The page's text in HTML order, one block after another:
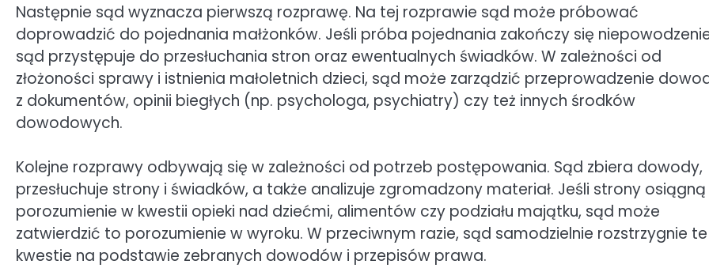
Następnie sąd wyznacza pierwszą rozprawę. Na tej rozprawie sąd może próbować
doprowadzić do pojednania małżonków. Jeśli próba pojednania zakończy się
sąd przystępuje do przesłuchania stron oraz ewentualnych świadków. W zależności od
złożoności sprawy i istnienia małoletnich dzieci, sąd może zarządzić przeprowadzenie
z dokumentów, opinii biegłych (np. psychologa, psychiatry) czy też innych środków
dowodowych.
Kolejne rozprawy odbywają się w zależności od potrzeb postępowania. Sąd zbiera dowody,
przesłuchuje strony i świadków, a także analizuje zgromadzony materiał. Jeśli strony osiągną
porozumienie w kwestii opieki nad dziećmi, alimentów czy podziału majątku, sąd może
zatwierdzić to porozumienie w wyroku. W przeciwnym razie, sąd samodzielnie rozstrzygnie te
kwestie na podstawie zebranych dowodów i przepisów prawa.